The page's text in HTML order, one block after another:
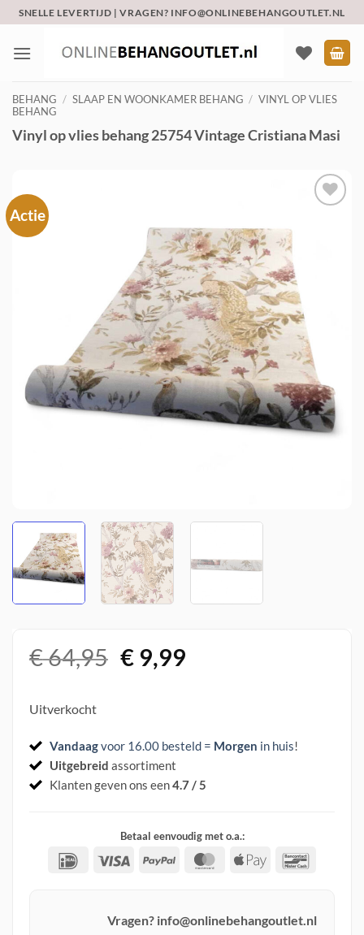
naar
inhoud
SNELLE LEVERTIJD | VRAGEN? INFO@ONLINEBEHANGOUTLET.NL
BEHANG / SLAAP EN WOONKAMER BEHANG / VINYL OP VLIES
BEHANG
Vinyl op vlies behang 25754 Vintage Cristiana Masi
Actie
verlanglijst
€64,95 Oorspronkelijke
€9,99Huidige
Uitverkocht
Vandaagvoor 16.00 besteld = Morgen in huis!
Uitgebreid assortiment
Klanten geven ons een4.7 / 5
Betaal eenvoudig met o.a.:
IDeal Visa PayPal MasterCard
Apple
Vragen? info@onlinebehangoutlet.nl